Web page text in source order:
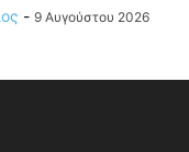
- 9 Αυγούστου 2026